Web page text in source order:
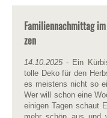
Familiennachmittag
zen
14.10.2025- Ein
tolle Deko für den
es meistens nicht so
Wer will schon eine
einigen Tagen schaut